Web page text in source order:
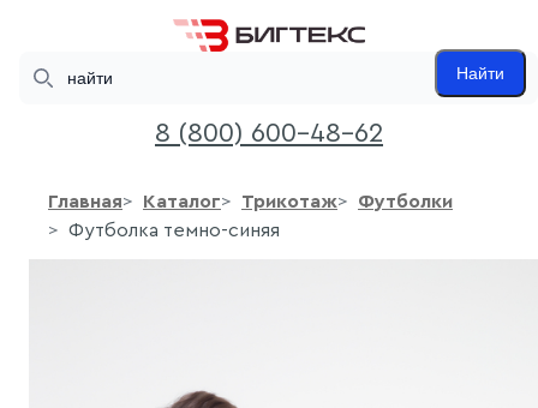
Найти
8 (800) 600-48-62
Главная Каталог Трикотаж
Футболки
Футболка темно-синяя